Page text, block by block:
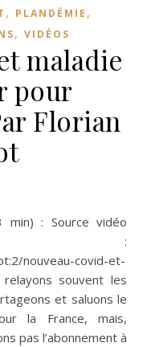
, PLANDÉMIE ,
, VIDÉOS
maladie
pour
Florian
:
nouveau-covid-et-
relayons souvent les
et saluons le
la France, mais,
pas l’abonnement à